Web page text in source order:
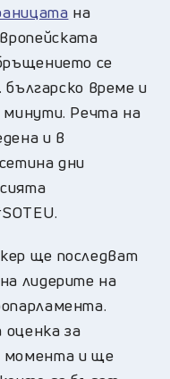
на
се
българско време и
Речта на
и в
дни
ще последват
лидерите на
за
момента и ще